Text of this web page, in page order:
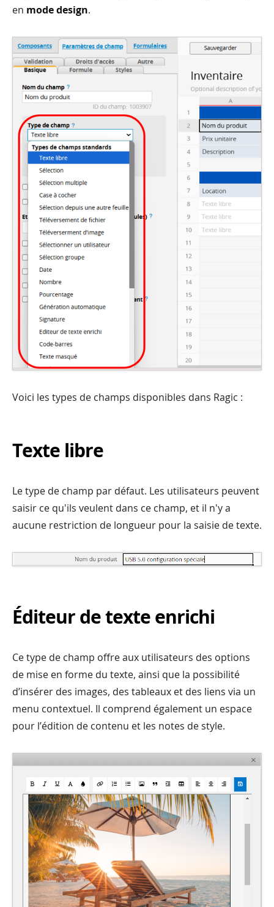
en mode design.
Voici les types de champs disponibles dans Ragic :
Texte libre
Le type de champ par défaut. Les utilisateurs peuvent
saisir ce qu'ils veulent dans ce champ, et il n'y a
aucune restriction de longueur pour la saisie de texte.
Éditeur de texte enrichi
Ce type de champ offre aux utilisateurs des options
de mise en forme du texte, ainsi que la possibilité
d’insérer des images, des tableaux et des liens via un
menu contextuel. Il comprend également un espace
pour l’édition de contenu et les notes de style.